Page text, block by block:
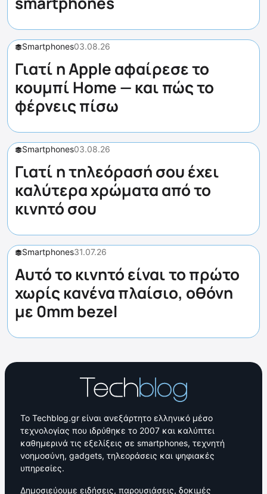
Smartphones03.08.26
Γιατί η Apple αφαίρεσε το
κουμπί Home — και πώς το
φέρνεις πίσω
Smartphones03.08.26
Γιατί η τηλεόρασή σου έχει
καλύτερα χρώματα από το
κινητό σου
Smartphones31.07.26
Αυτό το κινητό είναι το πρώτο
χωρίς κανένα πλαίσιο, οθόνη
με 0mm bezel
Το Techblog.gr είναι ανεξάρτητο ελληνικό μέσο
τεχνολογίας που ιδρύθηκε το 2007 και καλύπτει
καθημερινά τις εξελίξεις σε smartphones, τεχνητή
νοημοσύνη, gadgets, τηλεοράσεις και ψηφιακές
υπηρεσίες.
Δημοσιεύουμε ειδήσεις, παρουσιάσεις, δοκιμές